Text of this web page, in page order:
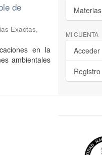
de
Exactas,
en la
ambientales
Materias
MI CUENTA
Acceder
Registro